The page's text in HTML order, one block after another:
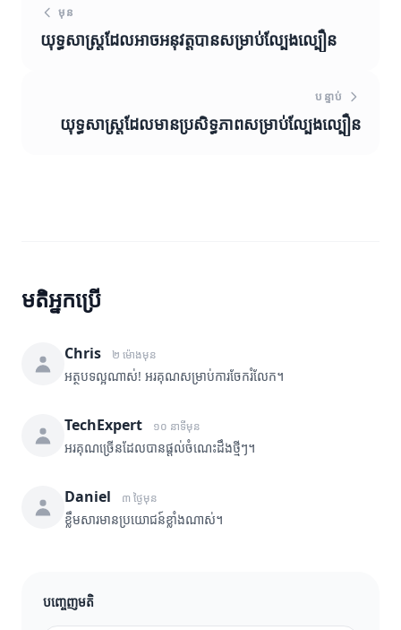
មុន
យុទ្ធសាស្ត្រដែលអាចអនុវត្តបានសម្រាប់ល្បែងល្បឿន
បន្ទាប់
យុទ្ធសាស្ត្រដែលមានប្រសិទ្ធភាពសម្រាប់ល្បែងល្បឿន
មតិអ្នកប្រើ
Chris ២ ម៉ោងមុន
អត្ថបទល្អណាស់! អរគុណសម្រាប់ការចែករំលែក។
TechExpert ១០ នាទីមុន
អរគុណច្រើនដែលបានផ្តល់ចំណេះដឹងថ្មីៗ។
Daniel ៣ ថ្ងៃមុន
ខ្លឹមសារមានប្រយោជន៍ខ្លាំងណាស់។
បញ្ចេញមតិ